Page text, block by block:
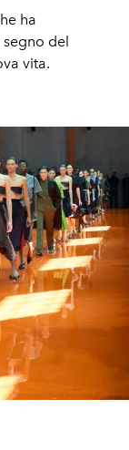
ha
del
vita.